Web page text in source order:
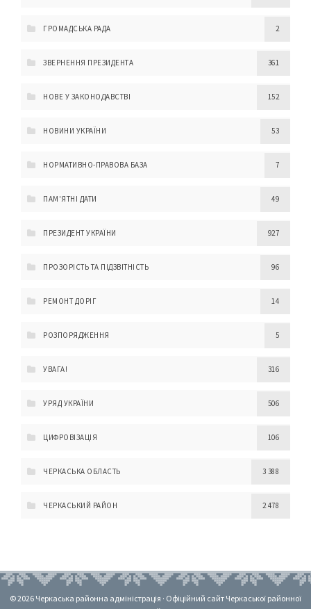
ГРОМАДСЬКА РАДА 2
ЗВЕРНЕННЯ ПРЕЗИДЕНТА 361
НОВЕ У ЗАКОНОДАВСТВІ 152
НОВИНИ УКРАЇНИ 53
НОРМАТИВНО-ПРАВОВА БАЗА 7
ПАМ'ЯТНІ ДАТИ 49
ПРЕЗИДЕНТ УКРАЇНИ 927
ПРОЗОРІСТЬ ТА ПІДЗВІТНІСТЬ 96
РЕМОНТ ДОРІГ 14
РОЗПОРЯДЖЕННЯ 5
УВАГА! 316
УРЯД УКРАЇНИ 506
ЦИФРОВІЗАЦІЯ 106
ЧЕРКАСЬКА ОБЛАСТЬ 3 388
ЧЕРКАСЬКИЙ РАЙОН 2 478
© 2026 Черкаська районна адміністрація · Офіційний сайт Черкаської районної